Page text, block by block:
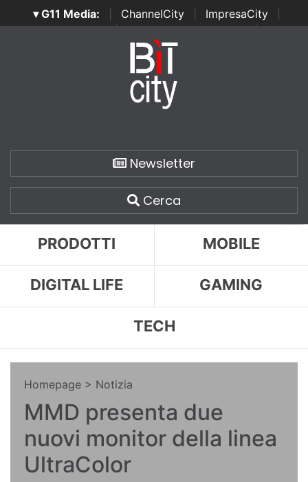
▾ G11 Media: ChannelCity ImpresaCity
SecurityOpenLab | Italian Channel Awards | Italian
Italian Security Awards
Newsletter
Cerca
PRODOTTI MOBILE
DIGITAL LIFE GAMING
TECH
Homepage > Notizia
MMD presenta due
nuovi monitor della linea
UltraColor